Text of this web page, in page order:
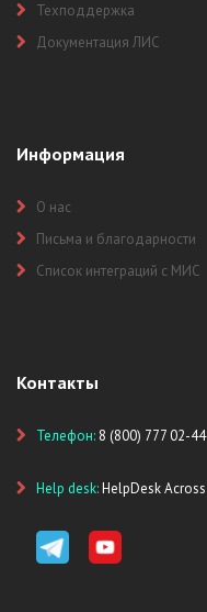
Техподдержка
Документация ЛИС
Информация
О нас
Письма и благодарности
Список интеграций с МИС
Контакты
Телефон: 8 (800) 777 02-44
Help desk:HelpDesk Across